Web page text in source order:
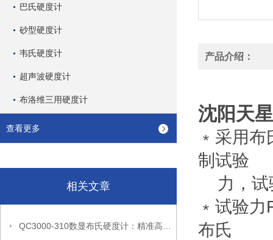
巴氏硬度计
砂型硬度计
韦氏硬度计
超声波硬度计
布洛维三用硬度计
查看更多
相关文章
产品介绍：
沈阳天
﹡采用
制试验
力，试
﹡试验
布氏